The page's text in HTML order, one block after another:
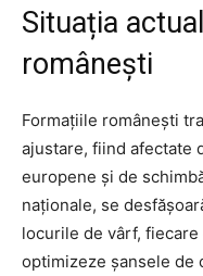
Situația
românești
Formațiile românești
ajustare, fiind afectate
europene și de
naționale, se
locurile de vârf,
optimizeze șansele de